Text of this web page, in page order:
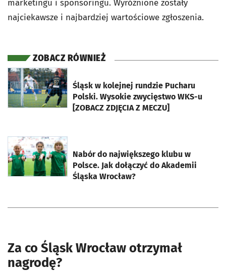
marketingu i sponsoringu. Wyróżnione zostały
najciekawsze i najbardziej wartościowe zgłoszenia.
ZOBACZ RÓWNIEŻ
Śląsk w kolejnej rundzie Pucharu
Polski. Wysokie zwycięstwo WKS-u
[ZOBACZ ZDJĘCIA Z MECZU]
otworzy się w nowej karcie
Nabór do największego klubu w
Polsce. Jak dołączyć do Akademii
Śląska Wrocław?
otworzy się w nowej karcie
Za co Śląsk Wrocław otrzymał
nagrodę?